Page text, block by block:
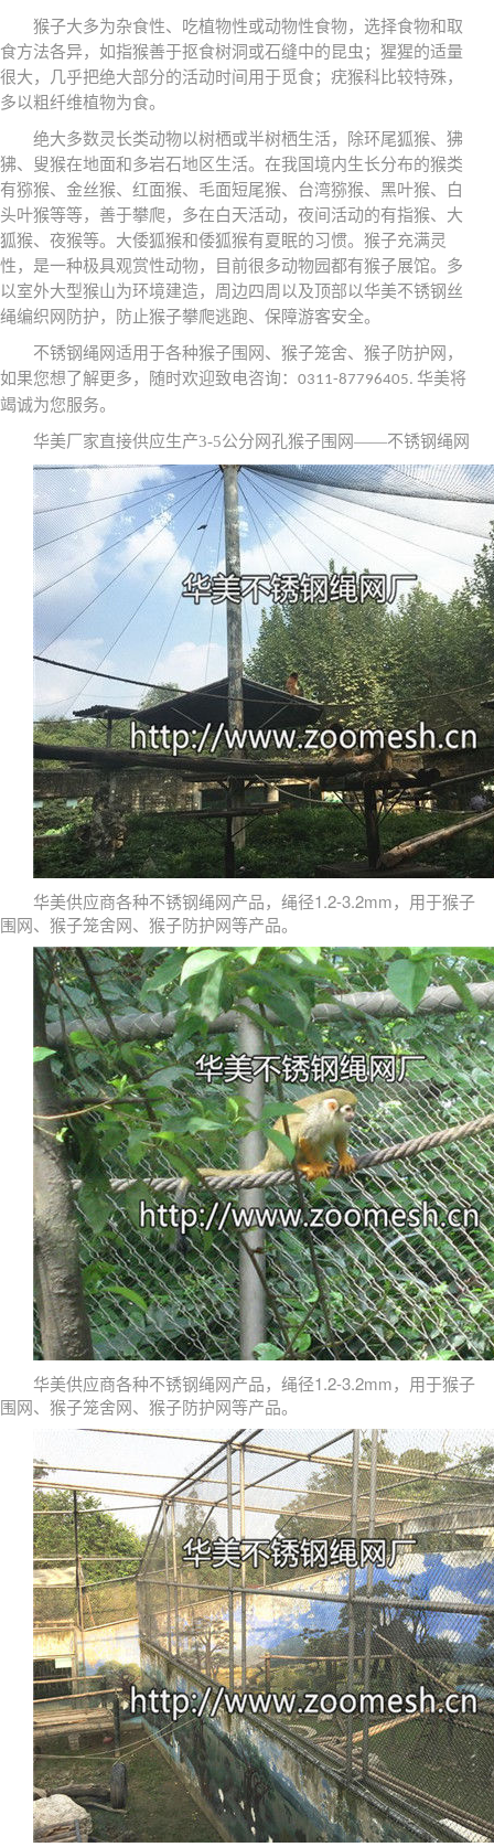
猴子大多为杂食性、吃植物性或动物性食物，选择食物和取
食方法各异，如指猴善于抠食树洞或石缝中的昆虫；猩猩的适量
很大，几乎把绝大部分的活动时间用于觅食；疣猴科比较特殊，
多以粗纤维植物为食。
绝大多数灵长类动物以树栖或半树栖生活，除环尾狐猴、狒
狒、叟猴在地面和多岩石地区生活。在我国境内生长分布的猴类
有猕猴、金丝猴、红面猴、毛面短尾猴、台湾猕猴、黑叶猴、白
头叶猴等等，善于攀爬，多在白天活动，夜间活动的有指猴、大
狐猴、夜猴等。大倭狐猴和倭狐猴有夏眠的习惯。猴子充满灵
性，是一种极具观赏性动物，目前很多动物园都有猴子展馆。多
以室外大型猴山为环境建造，周边四周以及顶部以华美不锈钢丝
绳编织网防护，防止猴子攀爬逃跑、保障游客安全。
不锈钢绳网适用于各种猴子围网、猴子笼舍、猴子防护网，
如果您想了解更多，随时欢迎致电咨询： 0311-87796405. 华美将
竭诚为您服务。
华美厂家直接供应生产3-5公分网孔猴子围网——不锈钢绳网
华美供应商各种不锈钢绳网产品，绳径1.2-3.2mm，用于猴子
围网、猴子笼舍网、猴子防护网等产品。
华美供应商各种不锈钢绳网产品，绳径1.2-3.2mm，用于猴子
围网、猴子笼舍网、猴子防护网等产品。